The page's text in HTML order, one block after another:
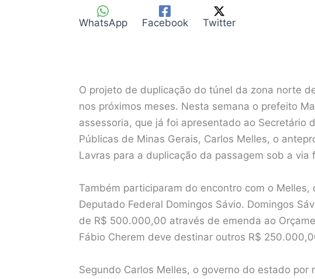
WhatsApp Facebook Twitter
O projeto de duplicação do túnel da zona norte
nos próximos meses. Nesta semana o prefeito
assessoria, que já foi apresentado ao Secretário
Públicas de Minas Gerais, Carlos Melles, o
Lavras para a duplicação da passagem sob a via
Também participaram do encontro com o
Deputado Federal Domingos Sávio. Domingos
de R$ 500.000,00 através de emenda ao
Fábio Cherem deve destinar outros R$
Segundo Carlos Melles, o governo do estado